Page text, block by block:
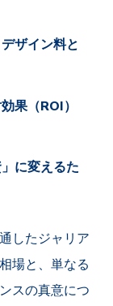
ザイン料と
果（ROI）
に変えるた
したジャリア
場と、単なる
スの真意につ